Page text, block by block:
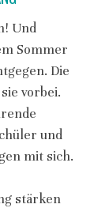
Und
Sommer
Die
vorbei.
und
mit sich.
stärken